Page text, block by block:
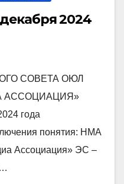
2024
СОВЕТА ОЮЛ
АССОЦИАЦИЯ»
года
понятия: НМА
Ассоциация» ЭС –